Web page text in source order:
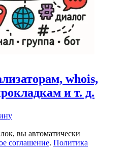
whois,
и т. д.
вы автоматически
соглашение. Политика